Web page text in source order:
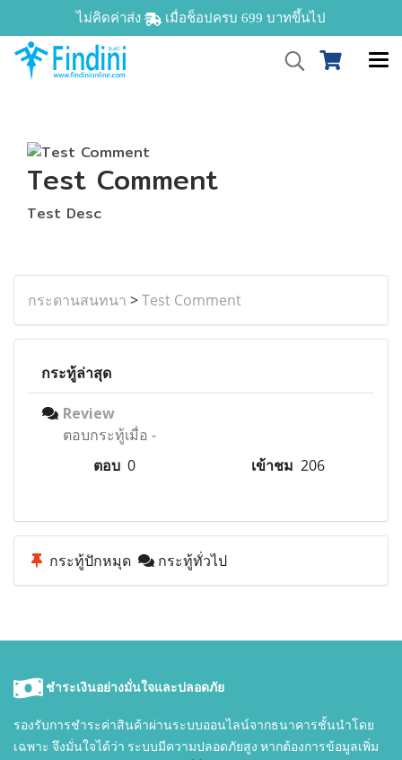
ไม่คิดค่าส่ง เมื่อช็อปครบ 699 บาทขึ้นไป
Test Comment
Test Desc
กระดานสนทนา >Test Comment
กระทู้ล่าสุด
Review
ตอบกระทู้เมื่อ -
ตอบ 0 เข้าชม 206
กระทู้ปักหมุด กระทู้ทั่วไป
ชำระเงินอย่างมั่นใจและปลอดภัย
รองรับการชำระค่าสินค้าผ่านระบบออนไลน์จากธนาคารชั้นนำโดย
เฉพาะ จึงมั่นใจได้ว่า ระบบมีความปลอดภัยสูง หากต้องการข้อมูลเพิ่ม